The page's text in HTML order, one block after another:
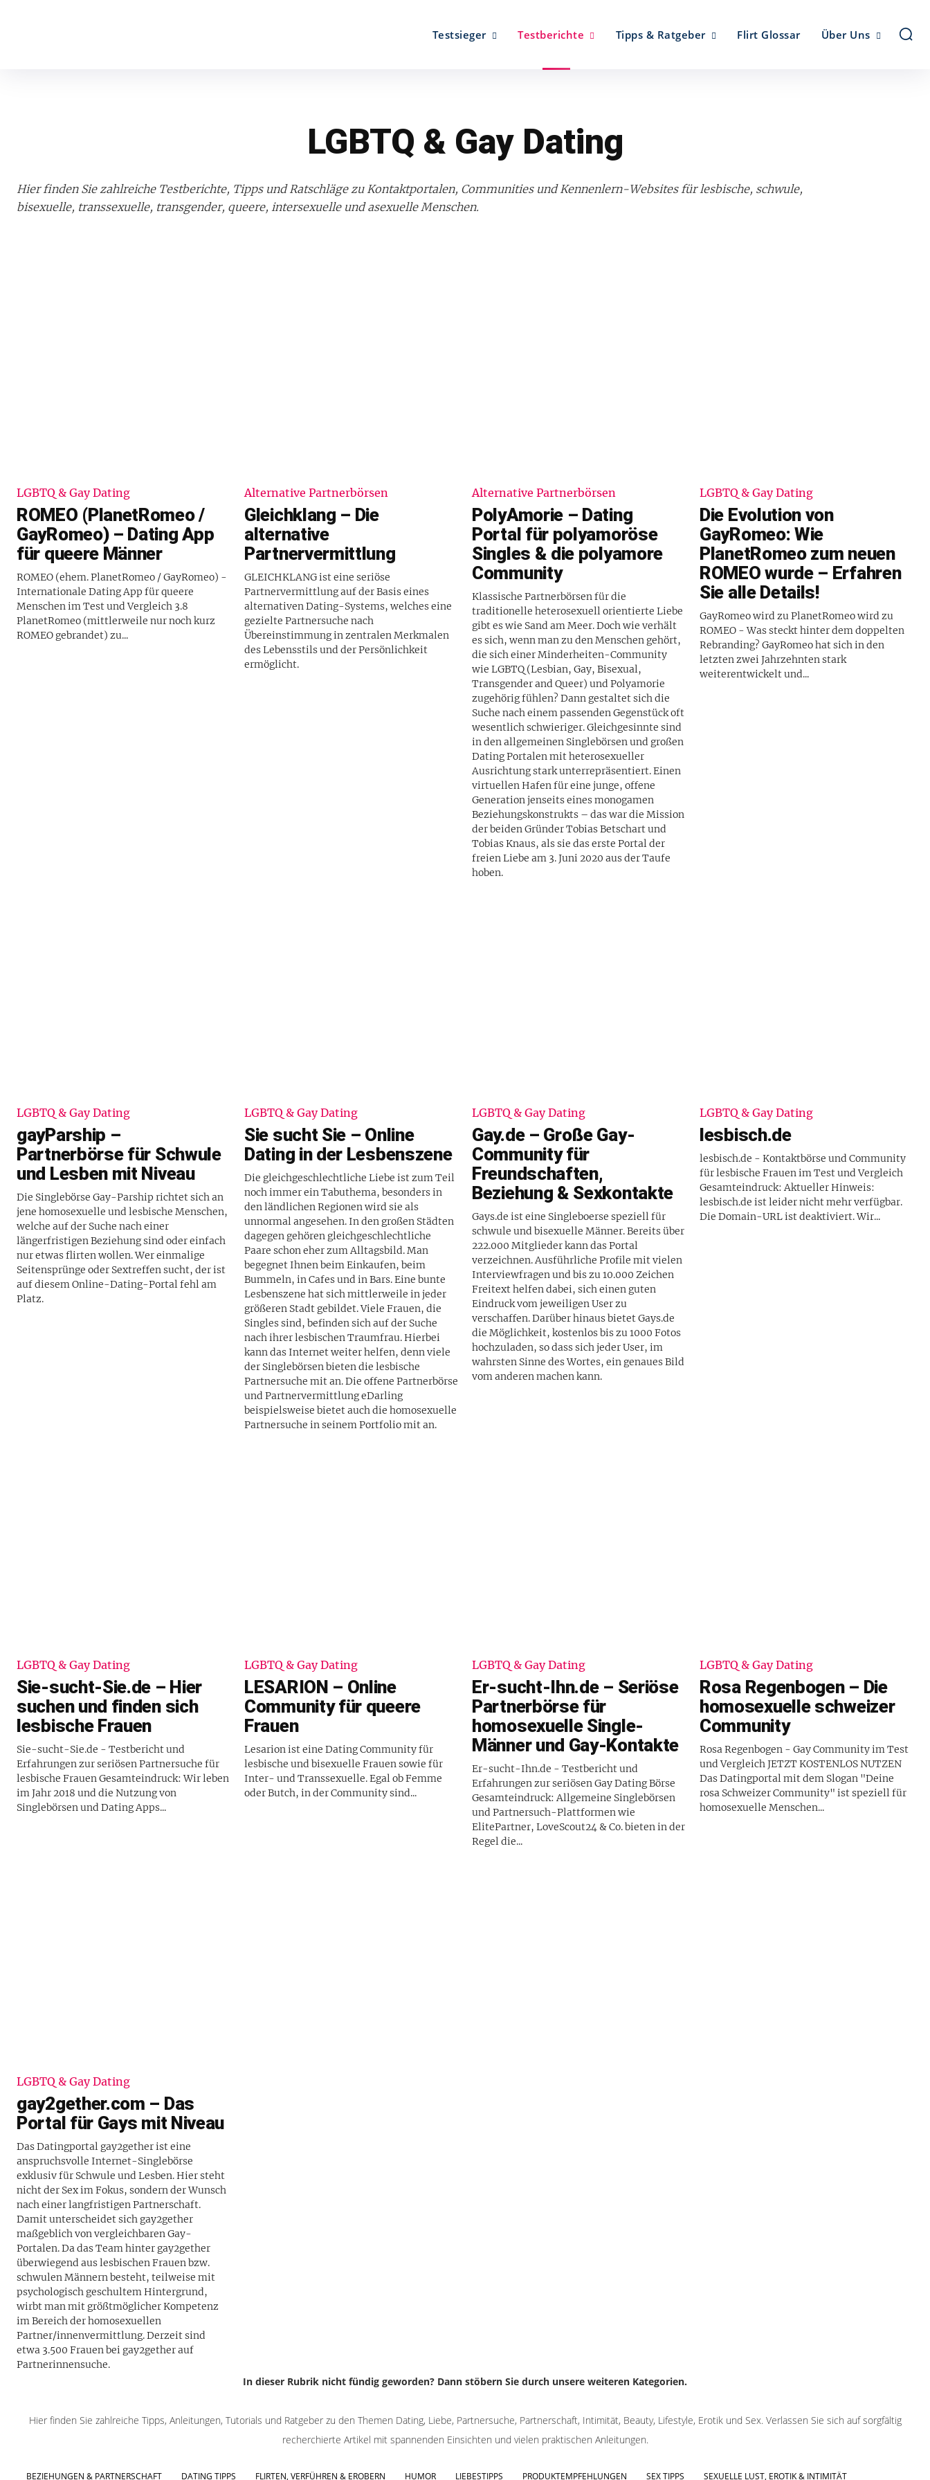
Testsieger Testberichte Tipps & Ratgeber Flirt Glossar Über Uns
LGBTQ & Gay Dating
Hier finden Sie zahlreiche Testberichte, Tipps und Ratschläge zu Kontaktportalen, Communities und Kennenlern-Websites für lesbische, schwule,
bisexuelle, transsexuelle, transgender, queere, intersexuelle und asexuelle Menschen.
LGBTQ & Gay Dating
ROMEO (PlanetRomeo /
GayRomeo) – Dating App
für queere Männer
ROMEO (ehem. PlanetRomeo / GayRomeo) -
Internationale Dating App für queere
Menschen im Test und Vergleich 3.8
PlanetRomeo (mittlerweile nur noch kurz
ROMEO gebrandet) zu...
Alternative Partnerbörsen
Gleichklang – Die
alternative
Partnervermittlung
GLEICHKLANG ist eine seriöse
Partnervermittlung auf der Basis eines
alternativen Dating-Systems, welches eine
gezielte Partnersuche nach
Übereinstimmung in zentralen Merkmalen
des Lebensstils und der Persönlichkeit
ermöglicht.
Alternative Partnerbörsen
PolyAmorie – Dating
Portal für polyamoröse
Singles & die polyamore
Community
Klassische Partnerbörsen für die
traditionelle heterosexuell orientierte Liebe
gibt es wie Sand am Meer. Doch wie verhält
es sich, wenn man zu den Menschen gehört,
die sich einer Minderheiten-Community
wie LGBTQ (Lesbian, Gay, Bisexual,
Transgender and Queer) und Polyamorie
zugehörig fühlen? Dann gestaltet sich die
Suche nach einem passenden Gegenstück oft
wesentlich schwieriger. Gleichgesinnte sind
in den allgemeinen Singlebörsen und großen
Dating Portalen mit heterosexueller
Ausrichtung stark unterrepräsentiert. Einen
virtuellen Hafen für eine junge, offene
Generation jenseits eines monogamen
Beziehungskonstrukts – das war die Mission
der beiden Gründer Tobias Betschart und
Tobias Knaus, als sie das erste Portal der
freien Liebe am 3. Juni 2020 aus der Taufe
hoben.
LGBTQ & Gay Dating
Die Evolution von
GayRomeo: Wie
PlanetRomeo zum neuen
ROMEO wurde – Erfahren
Sie alle Details!
GayRomeo wird zu PlanetRomeo wird zu
ROMEO - Was steckt hinter dem doppelten
Rebranding? GayRomeo hat sich in den
letzten zwei Jahrzehnten stark
weiterentwickelt und...
LGBTQ & Gay Dating
gayParship –
Partnerbörse für Schwule
und Lesben mit Niveau
Die Singlebörse Gay-Parship richtet sich an
jene homosexuelle und lesbische Menschen,
welche auf der Suche nach einer
längerfristigen Beziehung sind oder einfach
nur etwas flirten wollen. Wer einmalige
Seitensprünge oder Sextreffen sucht, der ist
auf diesem Online-Dating-Portal fehl am
Platz.
LGBTQ & Gay Dating
Sie sucht Sie – Online
Dating in der Lesbenszene
Die gleichgeschlechtliche Liebe ist zum Teil
noch immer ein Tabuthema, besonders in
den ländlichen Regionen wird sie als
unnormal angesehen. In den großen Städten
dagegen gehören gleichgeschlechtliche
Paare schon eher zum Alltagsbild. Man
begegnet Ihnen beim Einkaufen, beim
Bummeln, in Cafes und in Bars. Eine bunte
Lesbenszene hat sich mittlerweile in jeder
größeren Stadt gebildet. Viele Frauen, die
Singles sind, befinden sich auf der Suche
nach ihrer lesbischen Traumfrau. Hierbei
kann das Internet weiter helfen, denn viele
der Singlebörsen bieten die lesbische
Partnersuche mit an. Die offene Partnerbörse
und Partnervermittlung eDarling
beispielsweise bietet auch die homosexuelle
Partnersuche in seinem Portfolio mit an.
LGBTQ & Gay Dating
Gay.de – Große Gay-
Community für
Freundschaften,
Beziehung & Sexkontakte
Gays.de ist eine Singleboerse speziell für
schwule und bisexuelle Männer. Bereits über
222.000 Mitglieder kann das Portal
verzeichnen. Ausführliche Profile mit vielen
Interviewfragen und bis zu 10.000 Zeichen
Freitext helfen dabei, sich einen guten
Eindruck vom jeweiligen User zu
verschaffen. Darüber hinaus bietet Gays.de
die Möglichkeit, kostenlos bis zu 1000 Fotos
hochzuladen, so dass sich jeder User, im
wahrsten Sinne des Wortes, ein genaues Bild
vom anderen machen kann.
LGBTQ & Gay Dating
lesbisch.de
lesbisch.de - Kontaktbörse und Community
für lesbische Frauen im Test und Vergleich
Gesamteindruck: Aktueller Hinweis:
lesbisch.de ist leider nicht mehr verfügbar.
Die Domain-URL ist deaktiviert. Wir...
LGBTQ & Gay Dating
Sie-sucht-Sie.de – Hier
suchen und finden sich
lesbische Frauen
Sie-sucht-Sie.de - Testbericht und
Erfahrungen zur seriösen Partnersuche für
lesbische Frauen Gesamteindruck: Wir leben
im Jahr 2018 und die Nutzung von
Singlebörsen und Dating Apps...
LGBTQ & Gay Dating
LESARION – Online
Community für queere
Frauen
Lesarion ist eine Dating Community für
lesbische und bisexuelle Frauen sowie für
Inter- und Transsexuelle. Egal ob Femme
oder Butch, in der Community sind...
LGBTQ & Gay Dating
Er-sucht-Ihn.de – Seriöse
Partnerbörse für
homosexuelle Single-
Männer und Gay-Kontakte
Er-sucht-Ihn.de - Testbericht und
Erfahrungen zur seriösen Gay Dating Börse
Gesamteindruck: Allgemeine Singlebörsen
und Partnersuch-Plattformen wie
ElitePartner, LoveScout24 & Co. bieten in der
Regel die...
LGBTQ & Gay Dating
Rosa Regenbogen – Die
homosexuelle schweizer
Community
Rosa Regenbogen - Gay Community im Test
und Vergleich JETZT KOSTENLOS NUTZEN
Das Datingportal mit dem Slogan "Deine
rosa Schweizer Community" ist speziell für
homosexuelle Menschen...
LGBTQ & Gay Dating
gay2gether.com – Das
Portal für Gays mit Niveau
Das Datingportal gay2gether ist eine
anspruchsvolle Internet-Singlebörse
exklusiv für Schwule und Lesben. Hier steht
nicht der Sex im Fokus, sondern der Wunsch
nach einer langfristigen Partnerschaft.
Damit unterscheidet sich gay2gether
maßgeblich von vergleichbaren Gay-
Portalen. Da das Team hinter gay2gether
überwiegend aus lesbischen Frauen bzw.
schwulen Männern besteht, teilweise mit
psychologisch geschultem Hintergrund,
wirbt man mit größtmöglicher Kompetenz
im Bereich der homosexuellen
Partner/innenvermittlung. Derzeit sind
etwa 3.500 Frauen bei gay2gether auf
Partnerinnensuche.
In dieser Rubrik nicht fündig geworden? Dann stöbern Sie durch unsere weiteren Kategorien.
Hier finden Sie zahlreiche Tipps, Anleitungen, Tutorials und Ratgeber zu den Themen Dating, Liebe, Partnersuche, Partnerschaft, Intimität, Beauty, Lifestyle, Erotik und Sex. Verlassen Sie sich auf sorgfältig
recherchierte Artikel mit spannenden Einsichten und vielen praktischen Anleitungen.
BEZIEHUNGEN & PARTNERSCHAFT DATING TIPPS FLIRTEN, VERFÜHREN & EROBERN HUMOR LIEBESTIPPS PRODUKTEMPFEHLUNGEN SEX TIPPS SEXUELLE LUST, EROTIK & INTIMITÄT